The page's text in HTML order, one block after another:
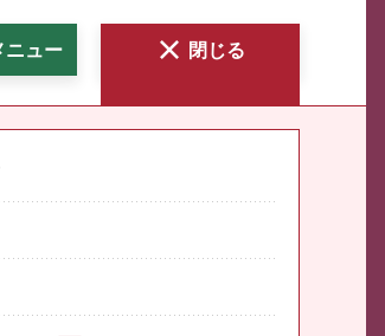
ニュー 閉じる